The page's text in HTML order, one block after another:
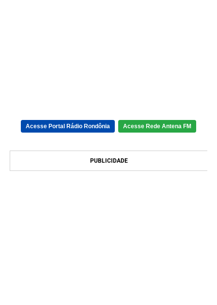
Acesse Portal Rádio Rondônia Acesse Rede Antena FM
PUBLICIDADE